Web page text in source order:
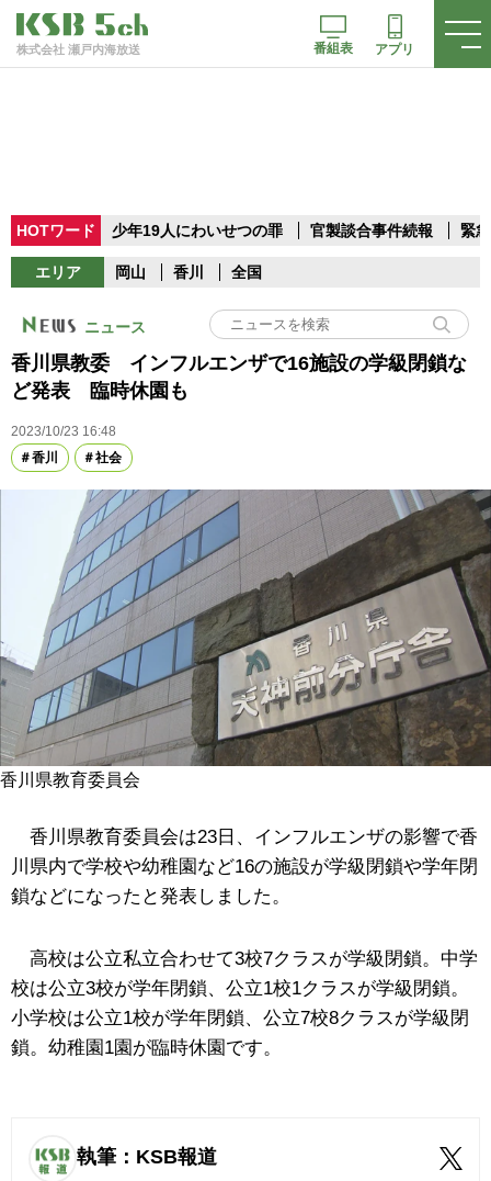
株式会社 瀬戸内海放送 番組表 アプリ
HOTワード 少年19人にわいせつの罪 官製談合事件続報 緊
エリア 岡山 香川 全国
ニュース
香川県教委 インフルエンザで16施設の学級閉鎖な
ど発表 臨時休園も
2023/10/23 16:48
香川
社会
香川県教育委員会
香川県教育委員会は23日、インフルエンザの影響で香
川県内で学校や幼稚園など16の施設が学級閉鎖や学年閉
鎖などになったと発表しました。
高校は公立私立合わせて3校7クラスが学級閉鎖。中学
校は公立3校が学年閉鎖、公立1校1クラスが学級閉鎖。
小学校は公立1校が学年閉鎖、公立7校8クラスが学級閉
鎖。幼稚園1園が臨時休園です。
執筆：KSB報道